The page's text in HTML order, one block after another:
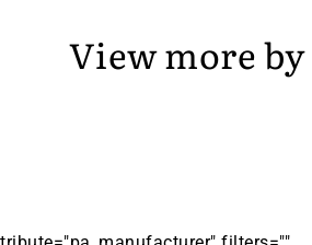
View more by